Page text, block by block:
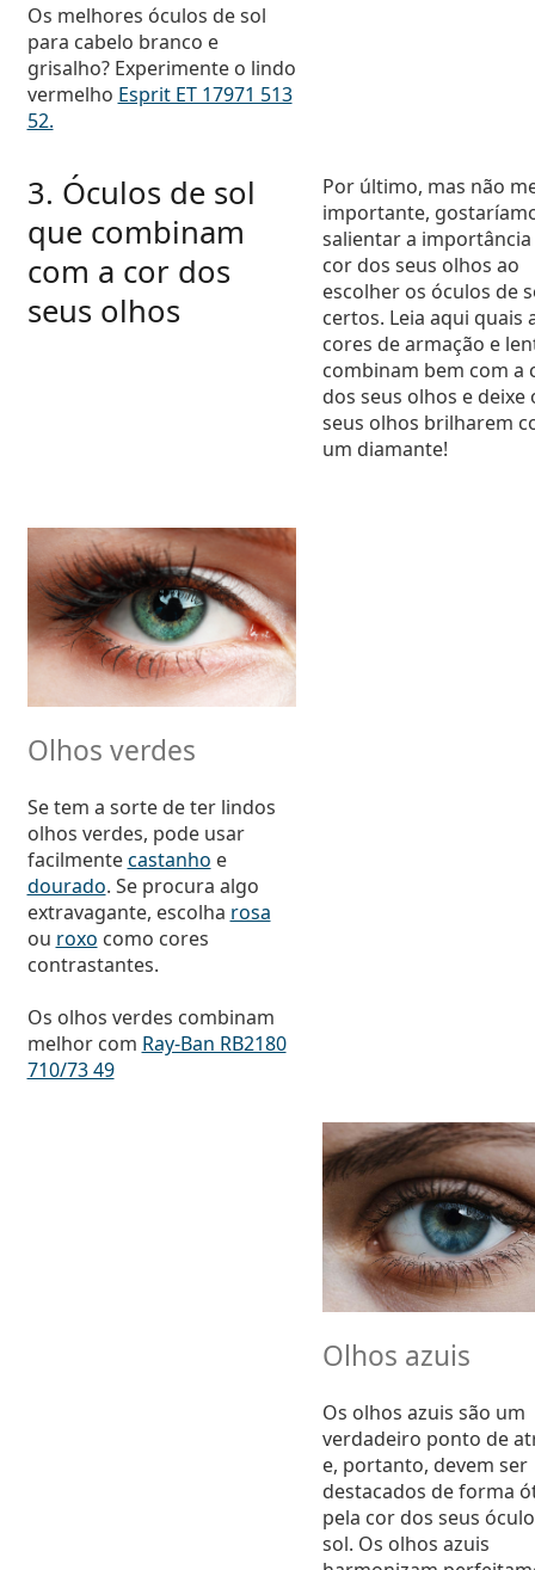
Os melhores óculos de sol
para cabelo branco e
grisalho? Experimente o lindo
vermelho Esprit ET 17971 513
52.
3. Óculos de sol
que combinam
com a cor dos
seus olhos
Por último, mas não
importante,
salientar a importância
cor dos seus olhos ao
escolher os óculos de
certos. Leia aqui quais
cores de armação e
combinam bem com a
dos seus olhos e deixe
seus olhos brilharem
um diamante!
Olhos verdes
Se tem a sorte de ter lindos
olhos verdes, pode usar
facilmentecastanho e
dourado. Se procura algo
extravagante, escolha rosa
ou roxo como cores
contrastantes.
Os olhos verdes combinam
melhor com Ray-Ban RB2180
710/73 49
Olhos azuis
Os olhos azuis são um
verdadeiro ponto de
e, portanto, devem ser
destacados de forma
pela cor dos seus
sol. Os olhos azuis